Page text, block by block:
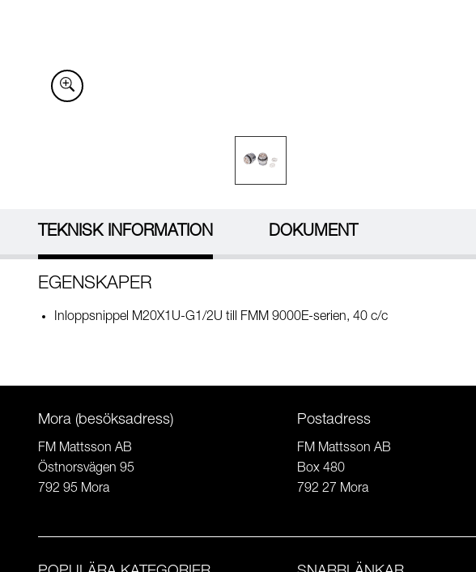
TEKNISK INFORMATION DOKUMENT
EGENSKAPER
Inloppsnippel M20X1U-G1/2U till FMM 9000E-serien, 40 c/c
Mora (besöksadress)
FM Mattsson AB
Östnorsvägen 95
792 95 Mora
Postadress
FM Mattsson AB
Box 480
792 27 Mora